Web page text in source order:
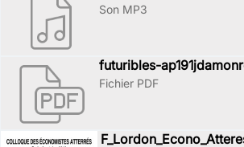
Son MP3
futuribles-
Fichier PDF